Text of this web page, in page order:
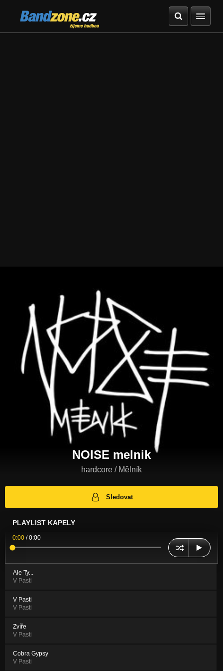
Bandzone.cz
žijeme hudbou
NOISE melnik
hardcore / Mělník
Sledovat
PLAYLIST KAPELY
0:00 /0:00
Ale Ty...
V Pasti
V Pasti
V Pasti
Zvíře
V Pasti
Cobra Gypsy
V Pasti